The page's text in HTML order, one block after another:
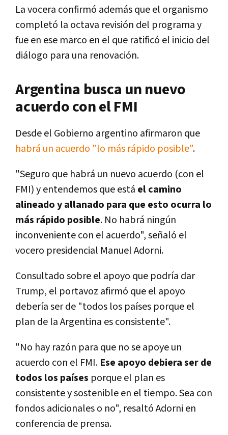
La vocera confirmó además que el organismo
completó la octava revisión del programa y
fue en ese marco en el que ratificó el inicio del
diálogo para una renovación.
Argentina busca un nuevo
acuerdo con el FMI
Desde el Gobierno argentino afirmaron que
habrá un acuerdo "lo más rápido posible".
"Seguro que habrá un nuevo acuerdo (con el
FMI) y entendemos que está el camino
alineado y allanado para que esto ocurra lo
más rápido posible. No habrá ningún
inconveniente con el acuerdo", señaló el
vocero presidencial Manuel Adorni.
Consultado sobre el apoyo que podría dar
Trump, el portavoz afirmó que el apoyo
debería ser de "todos los países porque el
plan de la Argentina es consistente".
"No hay razón para que no se apoye un
acuerdo con el FMI. Ese apoyo debiera ser de
todos los países porque el plan es
consistente y sostenible en el tiempo. Sea con
fondos adicionales o no", resaltó Adorni en
conferencia de prensa.